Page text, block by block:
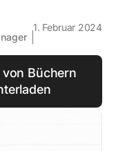
1. Februar 2024
Büchern